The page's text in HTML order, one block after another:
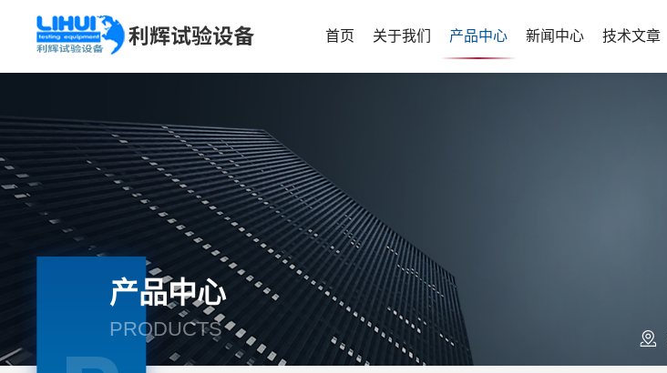
首页 关于我们 产品中心 新闻中心 技术文章
产品中心
PRODUCTS